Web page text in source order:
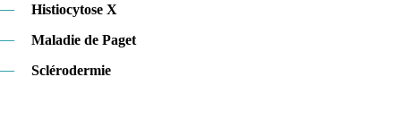
—
Histiocytose X
—
Maladie de Paget
—
Sclérodermie